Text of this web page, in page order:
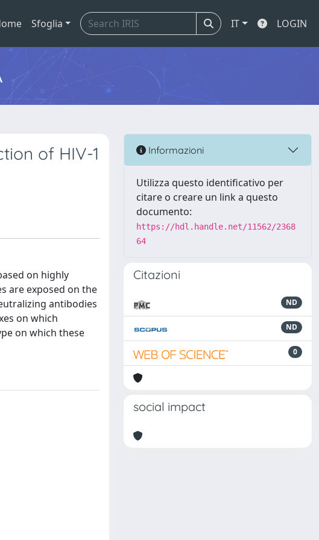
Sfoglia IT LOGIN
of HIV-1
on highly
are exposed on the
antibodies
on which
on which these
Informazioni
Utilizza questo identificativo per
citare o creare un link a questo
documento:
https://hdl.handle.net/11562/2368
64
Citazioni
ND
ND
0
social impact